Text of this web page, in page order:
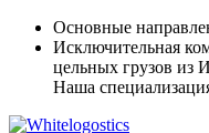
Основные
Исключительная
цельных грузов из
Наша